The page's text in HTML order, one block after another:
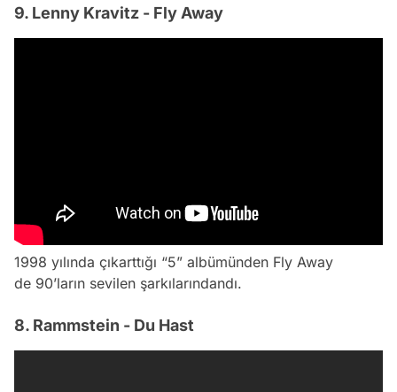
9. Lenny Kravitz - Fly Away
1998 yılında çıkarttığı “5” albümünden Fly Away
de 90’ların sevilen şarkılarındandı.
8. Rammstein - Du Hast